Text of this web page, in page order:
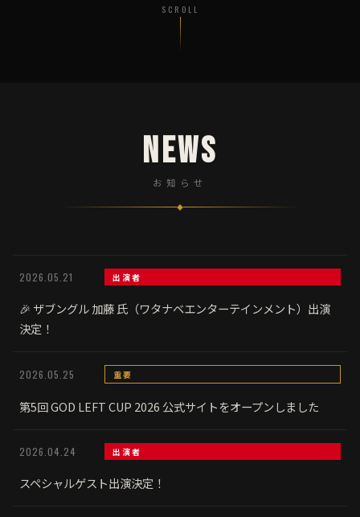
SCROLL
NEWS
お知らせ
◆
2026.05.21 出演者
🎉 ザブングル 加藤 氏（ワタナベエンターテインメント）出演
決定！
2026.05.25 重要
第5回 GOD LEFT CUP 2026 公式サイトをオープンしました
2026.04.24 出演者
スペシャルゲスト出演決定！